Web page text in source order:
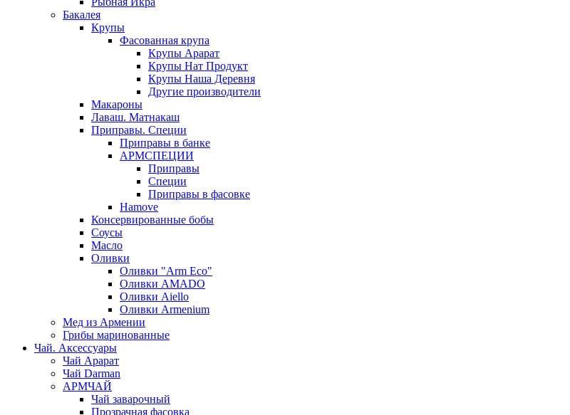
Бакалея
Крупы
Фасованная крупа
Крупы Арарат
Крупы Нат Продукт
Крупы Наша Деревня
Другие производители
Макароны
Лаваш. Матнакаш
Приправы. Специи
Приправы в банке
АРМСПЕЦИИ
Приправы
Специи
Приправы в фасовке
Hamove
Консервированные бобы
Соусы
Масло
Оливки
Оливки "Arm Eco"
Оливки AMADO
Оливки Aiello
Оливки Armenium
Мед из Армении
Грибы маринованные
Чай. Аксессуары
Чай Арарат
Чай Darman
АРМЧАЙ
Чай заварочный
Прозрачная фасовка